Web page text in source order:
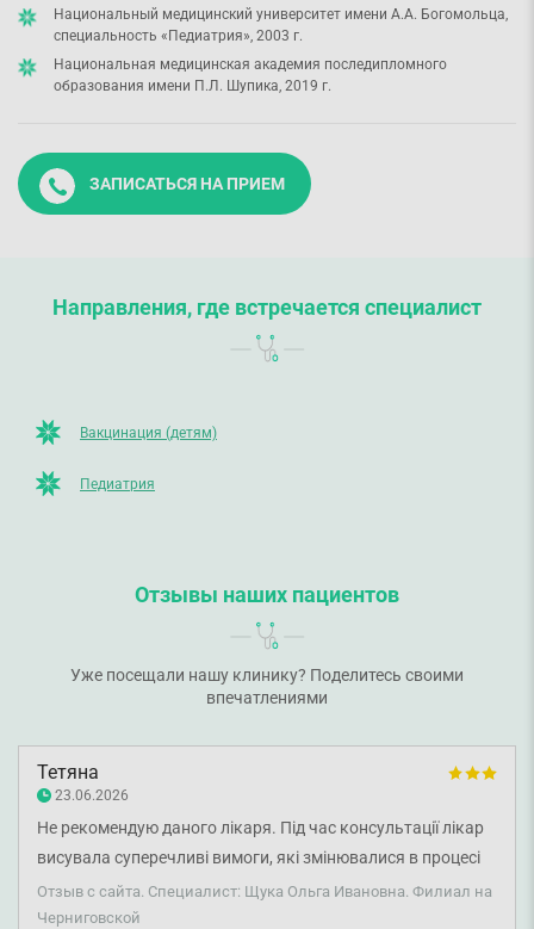
Национальный медицинский университет имени А.А. Богомольца,
специальность «Педиатрия», 2003 г.
Национальная медицинская академия последипломного
образования имени П.Л. Шупика, 2019 г.
ЗАПИСАТЬСЯ НА ПРИЕМ
Направления, где встречается специалист
Вакцинация (детям)
Педиатрия
Отзывы наших пациентов
Уже посещали нашу клинику? Поделитесь своими
впечатлениями
Тетяна
23.06.2026
Не рекомендую даного лікаря. Під час консультації лікар
висувала суперечливі вимоги, які змінювалися в процесі
прийому, не надала чіткого обґрунтування своїх рішень та
допускала недоречні коментарі й запитання, що не
Отзыв с сайта. Специалист: Щука Ольга Ивановна. Филиал на
Черниговской